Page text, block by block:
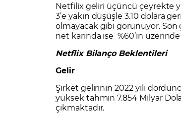
Netfilix geliri üçüncü çeyrekte
3’e yakın düşüşle 3.10 dolara
olmayacak gibi görünüyor. Son
net karında ise %60’ın
Netflix Bilanço Beklentileri
Gelir
Şirket gelirinin 2022 yılı
yüksek tahmin 7.854 Milyar
çıkmaktadır.